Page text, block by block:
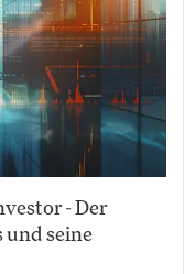
- Der
seine